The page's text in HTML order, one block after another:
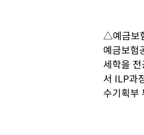
△예금보
예금보험
세학을
서 ILP과
수기획부